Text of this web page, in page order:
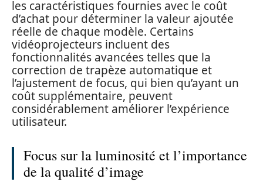
les caractéristiques fournies avec le coût
d’achat pour déterminer la valeur ajoutée
réelle de chaque modèle. Certains
vidéoprojecteurs incluent des
fonctionnalités avancées telles que la
correction de trapèze automatique et
l’ajustement de focus, qui bien qu’ayant un
coût supplémentaire, peuvent
considérablement améliorer l’expérience
utilisateur.
Focus sur la luminosité et l’importance
de la qualité d’image